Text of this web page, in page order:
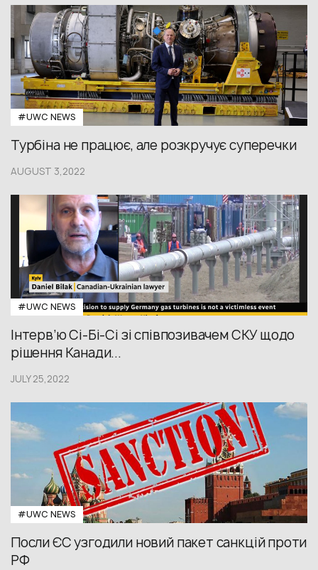
#UWС NEWS
Турбіна не працює, але розкручує суперечки
AUGUST 3,2022
#UWС NEWS
Інтерв’ю Сі-Бі-Сі зі співпозивачем СКУ щодо
рішення Канади...
JULY 25,2022
#UWС NEWS
Посли ЄС узгодили новий пакет санкцій проти
РФ